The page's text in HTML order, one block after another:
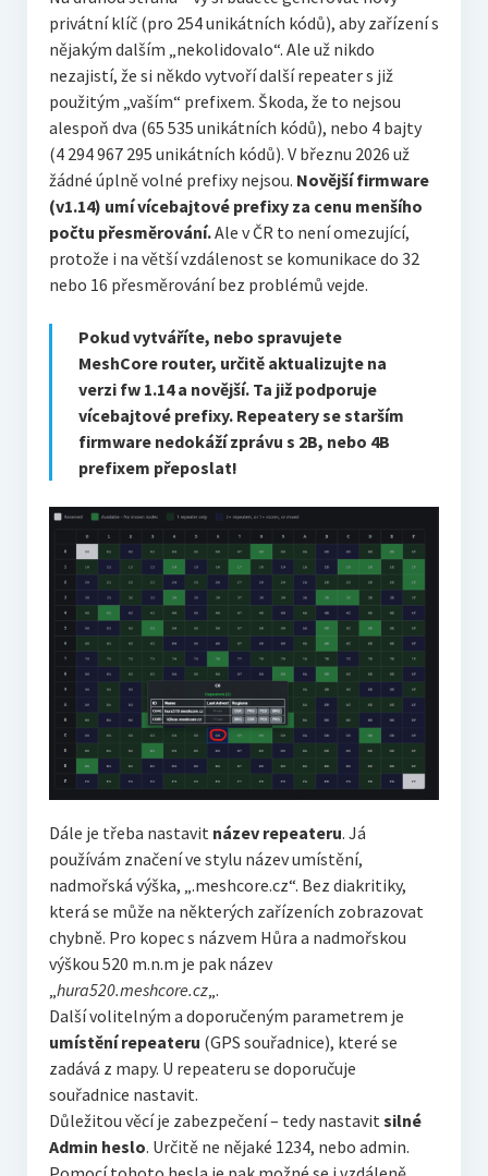
privátní klíč (pro 254 unikátních kódů), aby zařízení s
nějakým dalším „nekolidovalo“. Ale už nikdo
nezajistí, že si někdo vytvoří další repeater s již
použitým „vaším“ prefixem. Škoda, že to nejsou
alespoň dva (65 535 unikátních kódů), nebo 4 bajty
(4 294 967 295 unikátních kódů). V březnu 2026 už
žádné úplně volné prefixy nejsou. Novější firmware
(v1.14) umí vícebajtové prefixy za cenu menšího
počtu přesměrování.Ale v ČR to není omezující,
protože i na větší vzdálenost se komunikace do 32
nebo 16 přesměrování bez problémů vejde.
Pokud vytváříte, nebo spravujete
MeshCore router, určitě aktualizujte na
verzi fw 1.14 a novější. Ta již podporuje
vícebajtové prefixy. Repeatery se starším
firmware nedokáží zprávu s 2B, nebo 4B
prefixem přeposlat!
Dále je třeba nastavit název repeateru. Já
používám značení ve stylu název umístění,
nadmořská výška, „.meshcore.cz“. Bez diakritiky,
která se může na některých zařízeních zobrazovat
chybně. Pro kopec s názvem Hůra a nadmořskou
výškou 520 m.n.m je pak název
„hura520.meshcore.cz„.
Další volitelným a doporučeným parametrem je
umístění repeateru (GPS souřadnice), které se
zadává z mapy. U repeateru se doporučuje
souřadnice nastavit.
Důležitou věcí je zabezpečení – tedy nastavitsilné
Admin heslo. Určitě ne nějaké 1234, nebo admin.